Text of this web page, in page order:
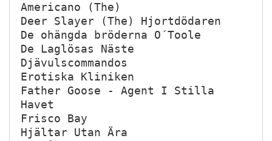
Americano (The)
Deer Slayer (The) Hjortdödaren
De ohängda bröderna O´Toole
De Laglösas Näste
Djävulscommandos
Erotiska Kliniken
Father Goose - Agent I Stilla
Havet
Frisco Bay
Hjältar Utan Ära